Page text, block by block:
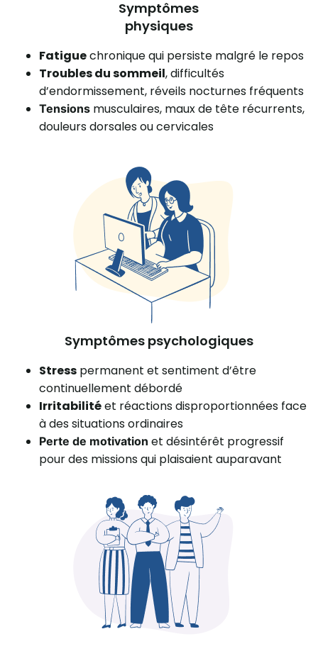
Symptômes
physiques
Fatiguechronique qui persiste malgré le repos
Troubles du sommeil, difficultés
d’endormissement, réveils nocturnes fréquents
Tensions musculaires, maux de tête récurrents,
douleurs dorsales ou cervicales
Symptômes psychologiques
Stress permanent et sentiment d’être
continuellement débordé
Irritabilitéet réactions disproportionnées face
à des situations ordinaires
Perte de motivation et désintérêt progressif
pour des missions qui plaisaient auparavant